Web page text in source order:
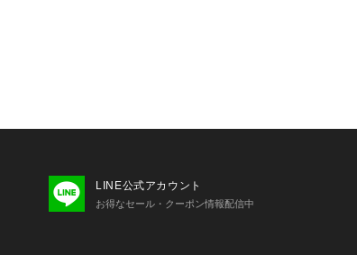
スとも好相性でスタイリン
タイルにも◎
トとも合わせもおすすめ
LINE公式アカウント
お得なセール・クーポン情報配信中